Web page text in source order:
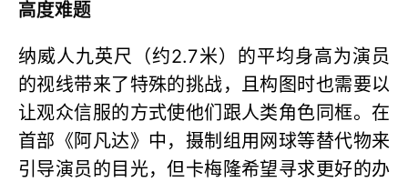
高度难题
纳威人九英尺（约2.7米）的平均身高为演员
的视线带来了特殊的挑战，且构图时也需要以
让观众信服的方式使他们跟人类角色同框。在
首部《阿凡达》中，摄制组用网球等替代物来
引导演员的目光，但卡梅隆希望寻求更好的办